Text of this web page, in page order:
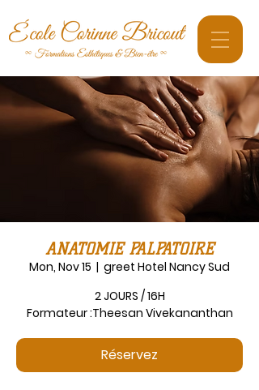
ANATOMIE PALPATOIRE
Mon, Nov 15
  |
greet Hotel Nancy Sud
2 JOURS / 16H
Formateur :Theesan Vivekananthan
Réservez